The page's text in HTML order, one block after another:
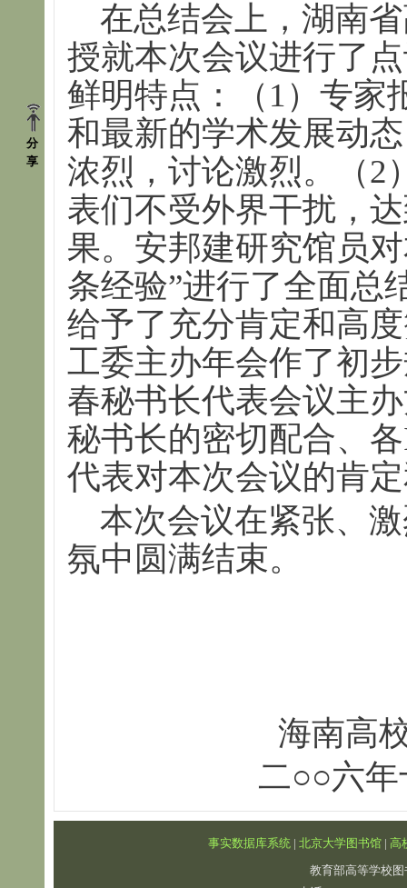
分
享
在总结会上，湖南
授就本次会议进行了
鲜明特点：（1）专家
和最新的学术发展动
浓烈，讨论激烈。（2
表们不受外界干扰，
果。安邦建研究馆员
条经验”进行了全面总
给予了充分肯定和高
工委主办年会作了初
春秘书长代表会议主
秘书长的密切配合、
代表对本次会议的肯
本次会议在紧张、
氛中圆满结束。
海南高
二○○六
事实数据库系统 | 北京大学图书馆| 高
教育部高等学校